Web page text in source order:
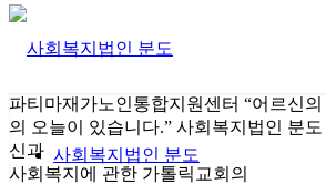
사회복지법인 분도
파티마재가노인통합지원센터 “어르신
의 오늘이 있습니다.” 사회복지법인 분도
신과
사회복지에 관한 가톨릭교회의